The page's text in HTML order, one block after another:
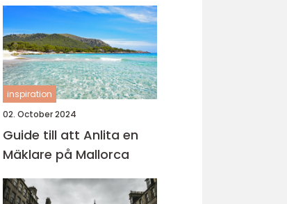
inspiration
02. October 2024
Guide till att Anlita en
Mäklare på Mallorca